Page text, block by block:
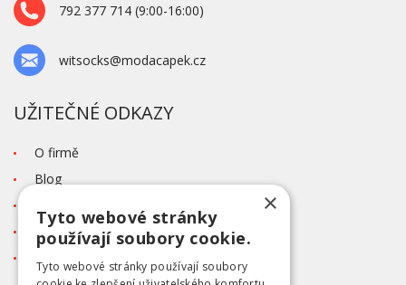
792 377 714 (9:00-16:00)
witsocks@modacapek.cz
UŽITEČNÉ ODKAZY
O firmě
Blog
Tabulka velikostí
Ochrana osobních údajů GDPR
×
Tyto webové stránky
používají soubory cookie.
Tyto webové stránky používají soubory